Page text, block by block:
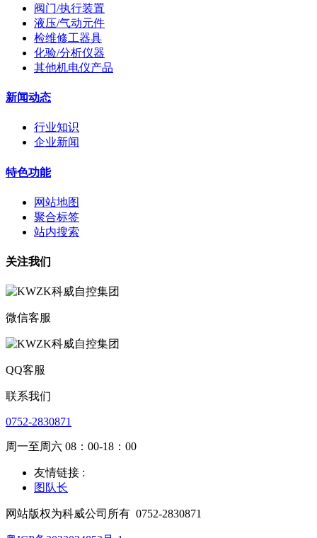
阀门/执行装置
液压/气动元件
检维修工器具
化验/分析仪器
其他机电仪产品
新闻动态
行业知识
企业新闻
特色功能
网站地图
聚合标签
站内搜索
关注我们
微信客服
QQ客服
联系我们
0752-2830871
周一至周六 08：00-18：00
友情链接 :
图队长
网站版权为科威公司所有 0752-2830871